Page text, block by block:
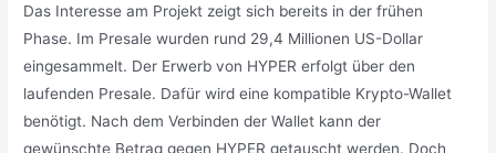
Das Interesse am Projekt zeigt sich bereits in der frühen
Phase. Im Presale wurden rund 29,4 Millionen US-Dollar
eingesammelt. Der Erwerb von HYPER erfolgt über den
laufenden Presale. Dafür wird eine kompatible Krypto-Wallet
benötigt. Nach dem Verbinden der Wallet kann der
gewünschte Betrag gegen HYPER getauscht werden. Doch